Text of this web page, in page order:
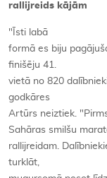
rallijreids kājām
"Īsti labā
formā es biju
finišēju 41.
vietā no 820
godkāres
Artūrs neiztiek.
Sahāras smilšu
rallijreidam.
turklāt,